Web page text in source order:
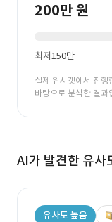
200만 원
최저150만
실제 위시켓에서 진
바탕으로 분석한 결과
AI가 발견한 유사
유사도 높음